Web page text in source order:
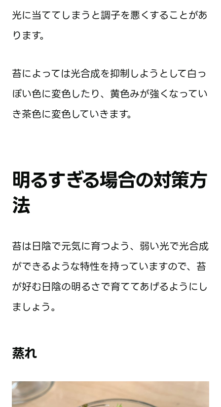
光に当ててしまうと調子を悪くすることがあ
ります。
苔によっては光合成を抑制しようとして白っ
ぽい色に変色したり、黄色みが強くなってい
き茶色に変色していきます。
明るすぎる場合の対策方
法
苔は日陰で元気に育つよう、弱い光で光合成
ができるような特性を持っていますので、苔
が好む日陰の明るさで育ててあげるようにし
ましょう。
蒸れ